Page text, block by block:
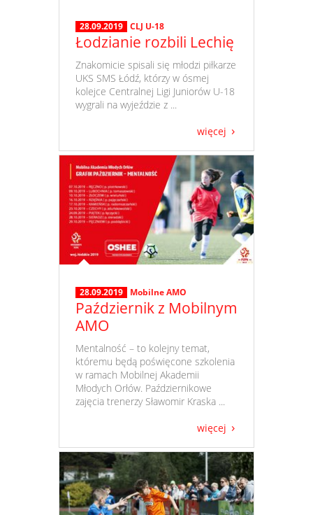
28.09.2019 CLJ U-18
Łodzianie rozbili Lechię
​ Znakomicie spisali się młodzi piłkarze
UKS SMS Łódź, którzy w ósmej
kolejce Centralnej Ligi Juniorów U-18
wygrali na wyjeździe z ...
więcej
28.09.2019 Mobilne AMO
Październik z Mobilnym
AMO
​ Mentalność – to kolejny temat,
któremu będą poświęcone szkolenia
w ramach Mobilnej Akademii
Młodych Orłów. Październikowe
zajęcia trenerzy Sławomir Kraska ...
więcej